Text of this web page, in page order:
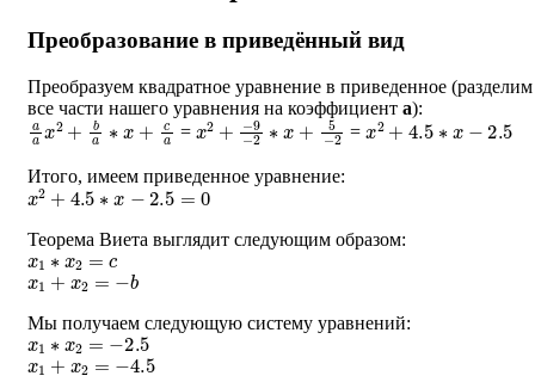
Преобразование в приведённый вид
Преобразуем квадратное уравнение в приведенное (разделим
все части нашего уравнения на коэффициент a):
aax2+ba∗x+ca = x2+
−9−2∗x+5−2 =x2+ 4.5∗ 2.5
Итого, имеем приведенное уравнение:
x2+4.5∗x−2.5=0
Теорема Виета выглядит следующим образом:
x1∗x2= c
x1 + x2 =− b
Мы получаем следующую систему уравнений:
x1∗x2=−2.5
x1 + x2 =− 4.5